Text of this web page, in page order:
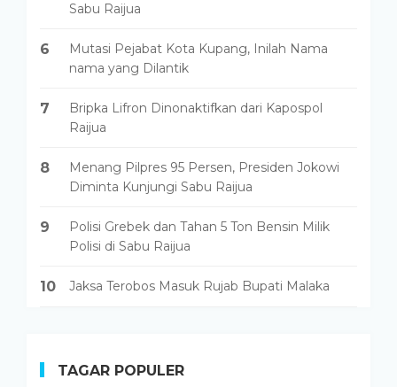
Sabu Raijua
6
Mutasi Pejabat Kota Kupang, Inilah Nama
nama yang Dilantik
7
Bripka Lifron Dinonaktifkan dari Kapospol
Raijua
8
Menang Pilpres 95 Persen, Presiden Jokowi
Diminta Kunjungi Sabu Raijua
9
Polisi Grebek dan Tahan 5 Ton Bensin Milik
Polisi di Sabu Raijua
10 Jaksa Terobos Masuk Rujab Bupati Malaka
TAGAR POPULER